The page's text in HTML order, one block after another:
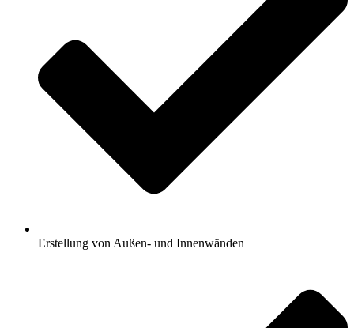
Erstellung von Außen- und Innenwänden